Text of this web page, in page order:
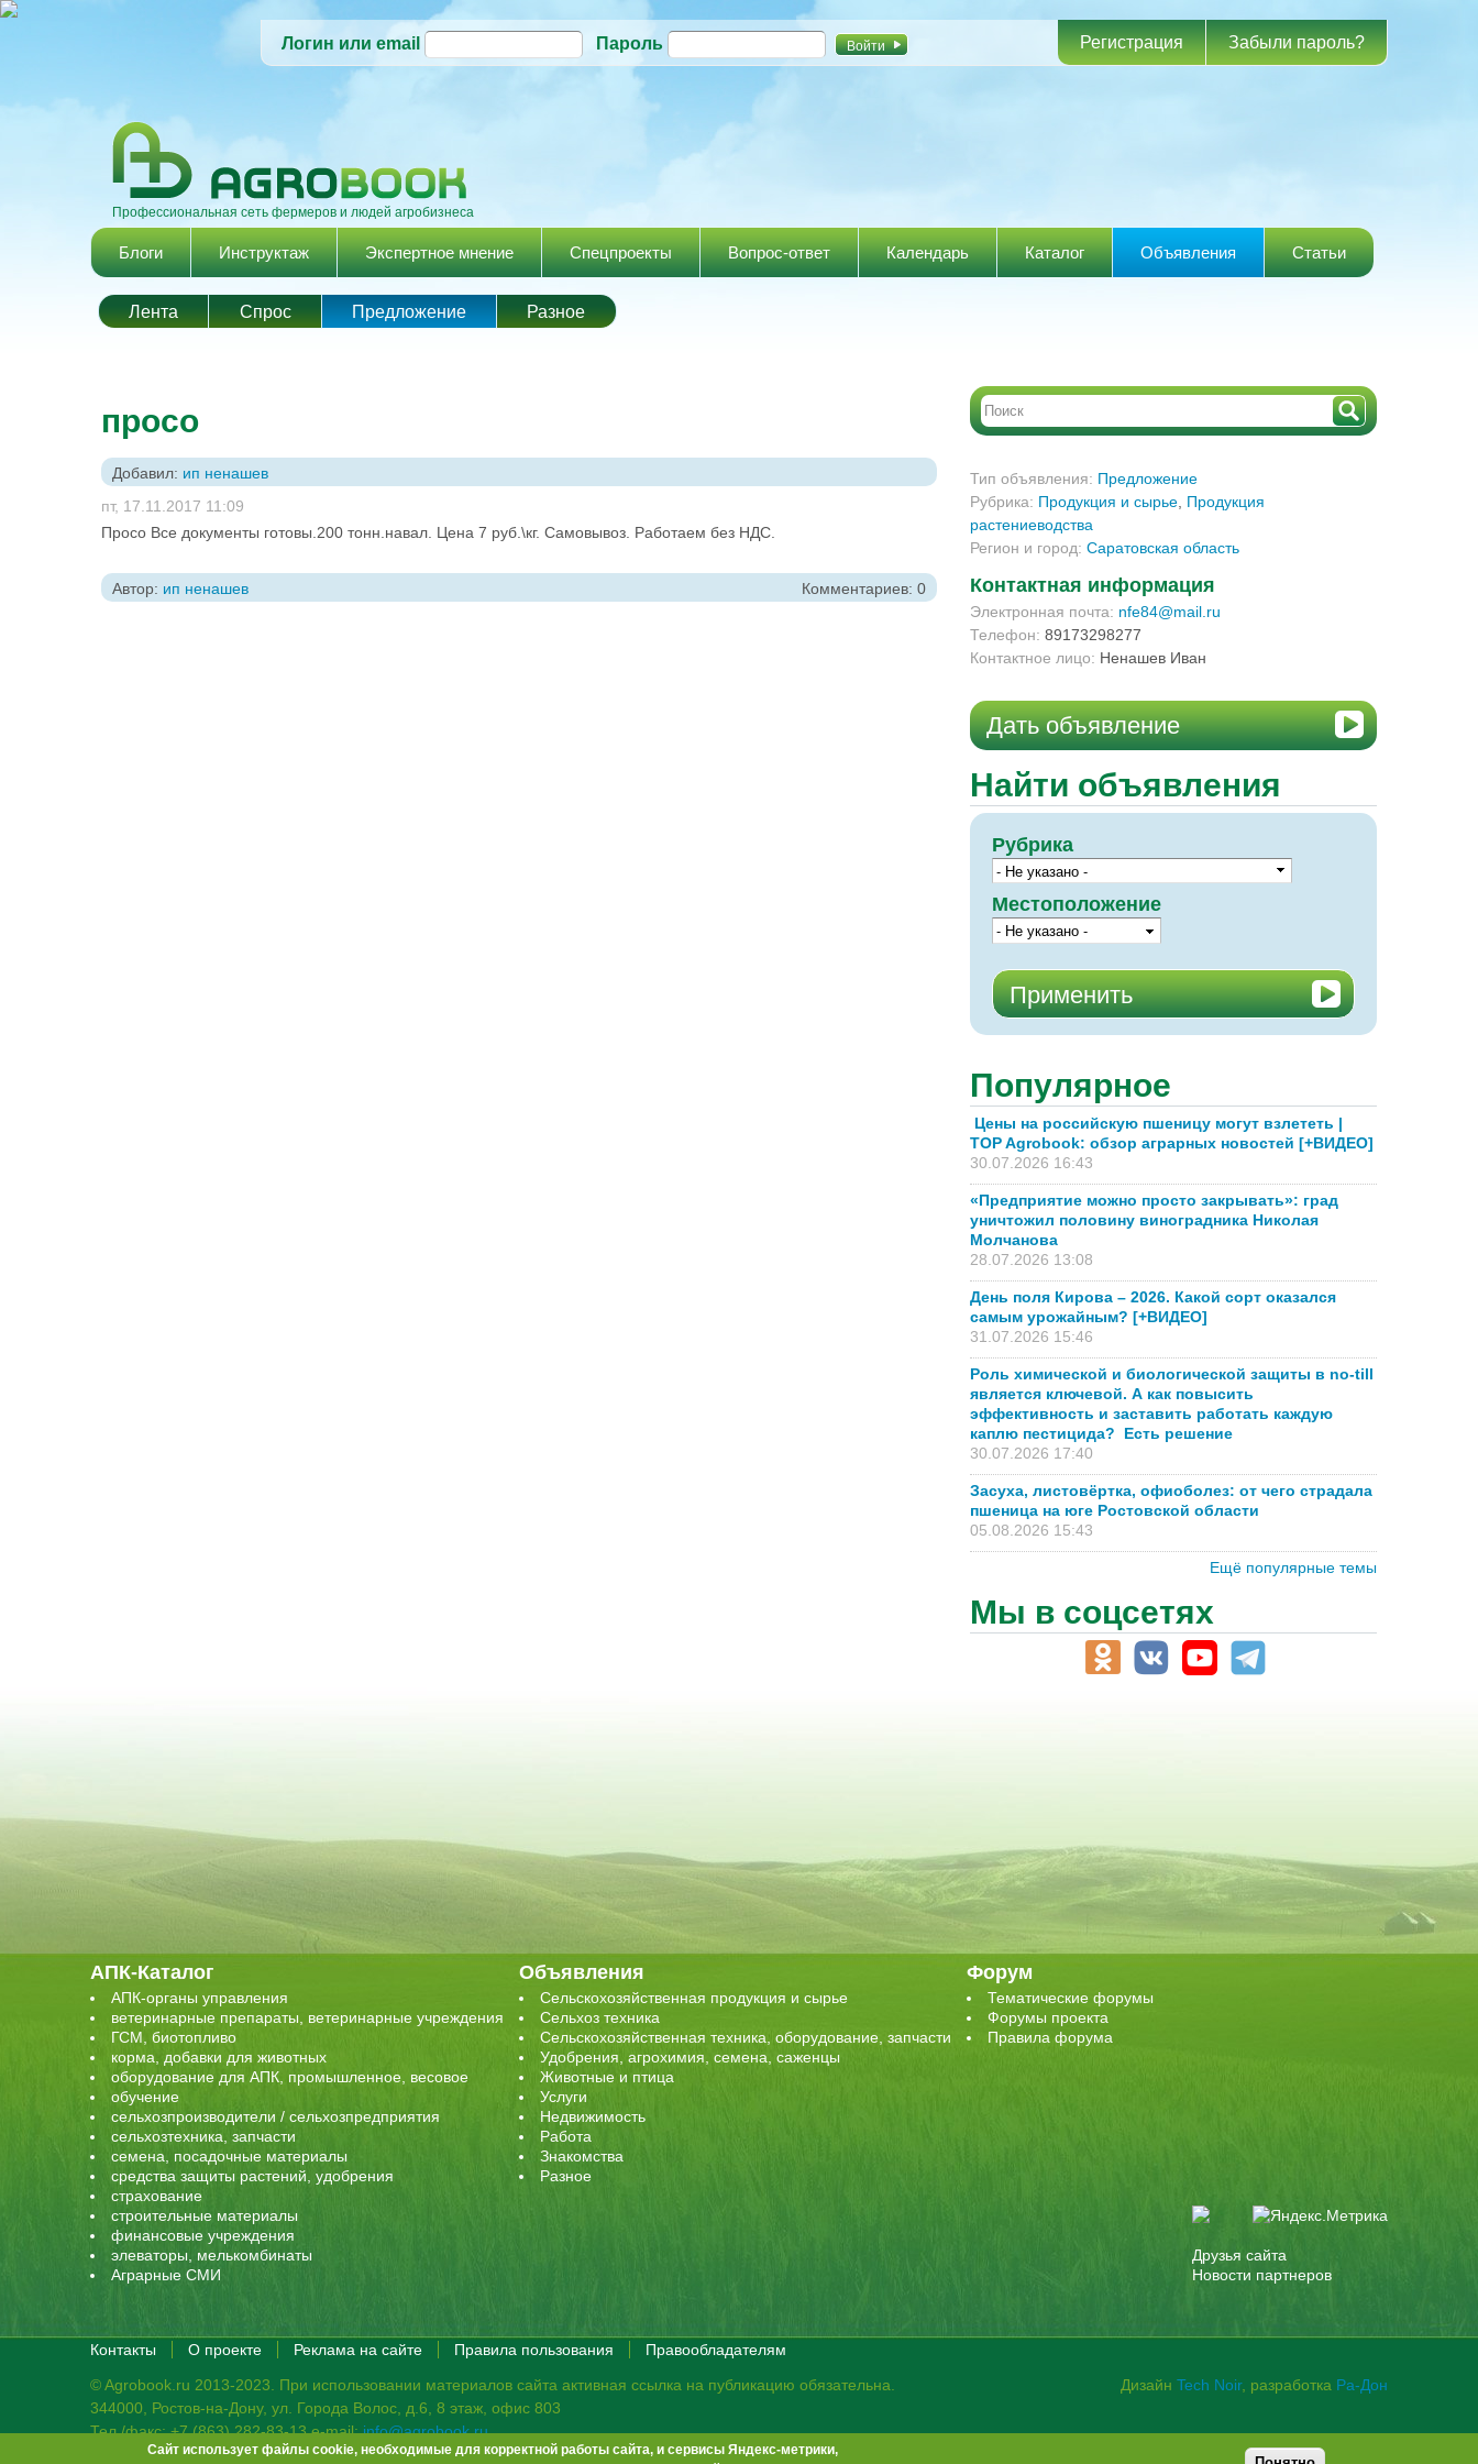
Перейти к
содержанию
Логин или email Пароль Регистрация Забыли пароль?
Профессиональная сеть фермеров и людей агробизнеса
Главное меню
Блоги Инструктаж Экспертное мнение Спецпроекты Вопрос-ответ Календарь Каталог Объявления Статьи
Лента Спрос Предложение Разное
просо
Добавил: ип ненашев
пт, 17.11.2017 11:09
Просо Все документы готовы.200 тонн.навал. Цена 7 руб.\кг. Самовывоз. Работаем без НДС.
Автор: ип ненашев Комментариев: 0
Тип объявления: Предложение
Рубрика: Продукция и сырье Продукция
растениеводства
Регион и город: Саратовская область
Контактная информация
Электронная почта: nfe84@mail.ru
Телефон: 89173298277
Контактное лицо: Ненашев Иван
Дать объявление
Найти объявления
Рубрика
Местоположение
Популярное
Цены на российскую пшеницу могут взлететь |
TOP Agrobook: обзор аграрных новостей [+ВИДЕО]
30.07.2026 16:43
«Предприятие можно просто закрывать»: град
уничтожил половину виноградника Николая
Молчанова
28.07.2026 13:08
День поля Кирова – 2026. Какой сорт оказался
самым урожайным? [+ВИДЕО]
31.07.2026 15:46
Роль химической и биологической защиты в no-till
является ключевой. А как повысить
эффективность и заставить работать каждую
каплю пестицида? Есть решение
30.07.2026 17:40
Засуха, листовёртка, офиоболез: от чего страдала
пшеница на юге Ростовской области
05.08.2026 15:43
Ещё популярные темы
Мы в соцсетях
АПК-Каталог
АПК-органы управления
ветеринарные препараты, ветеринарные учреждения
ГСМ, биотопливо
корма, добавки для животных
оборудование для АПК, промышленное, весовое
обучение
сельхозпроизводители / сельхозпредприятия
сельхозтехника, запчасти
семена, посадочные материалы
средства защиты растений, удобрения
страхование
строительные материалы
финансовые учреждения
элеваторы, мелькомбинаты
Аграрные СМИ
Объявления
Сельскохозяйственная продукция и сырье
Сельхоз техника
Сельскохозяйственная техника, оборудование, запчасти
Удобрения, агрохимия, семена, саженцы
Животные и птица
Услуги
Недвижимость
Работа
Знакомства
Разное
Форум
Тематические форумы
Форумы проекта
Правила форума
Друзья сайта
Новости партнеров
Контакты О проекте Реклама на сайте Правила пользования
Правообладателям
© Agrobook.ru 2013-2023. При использовании материалов сайта активная ссылка на публикацию обязательна.
344000, Ростов-на-Дону, ул. Города Волос, д.6, 8 этаж, офис 803
Тел./факс: +7 (863) 282-83-13 e-mail:info@agrobook.ru
Возрастная категория сайта: 16+. Объявления на сайте не премодерируются.Положение о защите персональных данных
Дизайн Tech Noir, разработка Ра-Дон
Сайт использует файлы cookie, необходимые для корректной работы сайта, и сервисы Яндекс-метрики,